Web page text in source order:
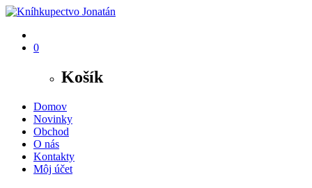
0
Košík
Domov
Novinky
Obchod
O nás
Kontakty
Môj účet